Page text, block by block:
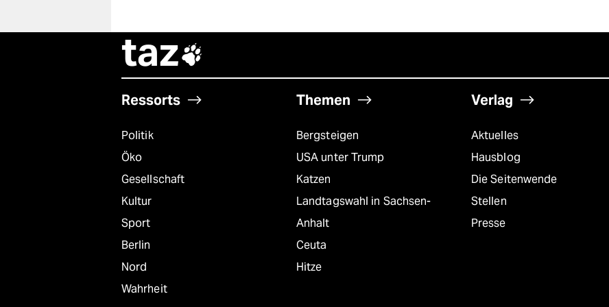
taz
Ressorts
Politik
Öko
Gesellschaft
Kultur
Sport
Berlin
Nord
Wahrheit
Themen
Bergsteigen
USA unter Trump
Katzen
Landtagswahl in Sachsen-
Anhalt
Ceuta
Hitze
Verlag
Aktuelles
Hausblog
Die Seitenwende
Stellen
Presse